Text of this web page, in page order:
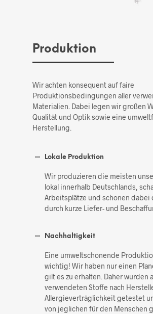
Produktion
Wir achten konsequent auf faire
Produktionsbedingungen aller
Materialien. Dabei legen wir großen
Qualität und Optik sowie eine
Herstellung.
Lokale Produktion
Wir produzieren die meisten
lokal innerhalb Deutschlands,
Arbeitsplätze und schonen dabei
durch kurze Liefer- und
Nachhaltigkeit
Eine umweltschonende
wichtig! Wir haben nur einen
gilt es zu erhalten. Daher wurden
verwendeten Stoffe nach
Allergieverträglichkeit getestet
von jeglichen für den Menschen